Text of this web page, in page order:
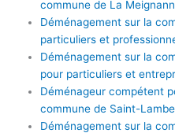
commune de La
Déménagement sur la
particuliers et
Déménagement sur la
pour particuliers et
Déménageur compétent
commune de Saint-
Déménagement sur la